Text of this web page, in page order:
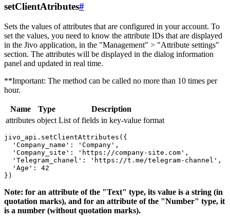
setClientAtributes#
Sets the values ​​of attributes that are configured in your account. To
set the values, you need to know the attribute IDs that are displayed
in the Jivo application, in the "Management" > "Attribute settings"
section. The attributes will be displayed in the dialog information
panel and updated in real time.
**Important: The method can be called no more than 10 times per
hour.
Name Type
Description
attributes object List of fields in key-value format
jivo_api.setClientAttributes({
  'Company_name': 'Company',
  'Company_site': 'https://company-site.com',
  'Telegram_chanel': 'https://t.me/telegram-channel',
  'Age': 42
Note: for an attribute of the "Text" type, its value is a string (in
quotation marks), and for an attribute of the "Number" type, it
is a number (without quotation marks).